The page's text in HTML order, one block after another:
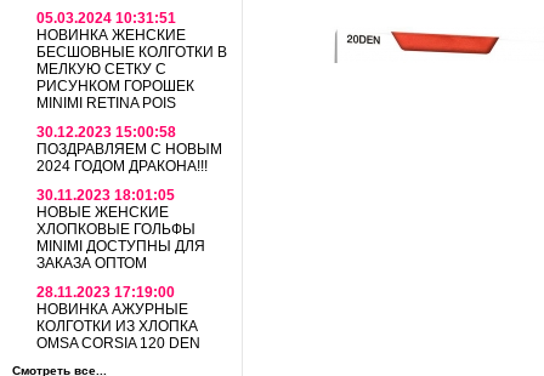
05.03.2024 10:31:51
НОВИНКА ЖЕНСКИЕ
БЕСШОВНЫЕ КОЛГОТКИ В
МЕЛКУЮ СЕТКУ С
РИСУНКОМ ГОРОШЕК
MINIMI RETINA POIS
30.12.2023 15:00:58
ПОЗДРАВЛЯЕМ С НОВЫМ
2024 ГОДОМ ДРАКОНА!!!
30.11.2023 18:01:05
НОВЫЕ ЖЕНСКИЕ
ХЛОПКОВЫЕ ГОЛЬФЫ
MINIMI ДОСТУПНЫ ДЛЯ
ЗАКАЗА ОПТОМ
28.11.2023 17:19:00
НОВИНКА АЖУРНЫЕ
КОЛГОТКИ ИЗ ХЛОПКА
OMSA CORSIA 120 DEN
Смотреть все...